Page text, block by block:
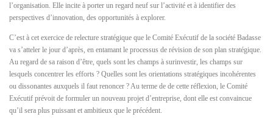
l’organisation. Elle incite à porter un regard neuf sur l’activité et à identifier des
perspectives d’innovation, des opportunités à explorer.
C’est à cet exercice de relecture stratégique que le Comité Exécutif de la société Badasse
va s’atteler le jour d’après, en entamant le processus de révision de son plan stratégique.
Au regard de sa raison d’être, quels sont les champs à surinvestir, les champs sur
lesquels concentrer les efforts ? Quelles sont les orientations stratégiques incohérentes
ou dissonantes auxquels il faut renoncer ? Au terme de de cette réflexion, le Comité
Exécutif prévoit de formuler un nouveau projet d’entreprise, dont elle est convaincue
qu’il sera plus puissant et ambitieux que le précédent.